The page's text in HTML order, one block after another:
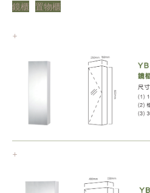
鏡櫃 置物櫃
+
+